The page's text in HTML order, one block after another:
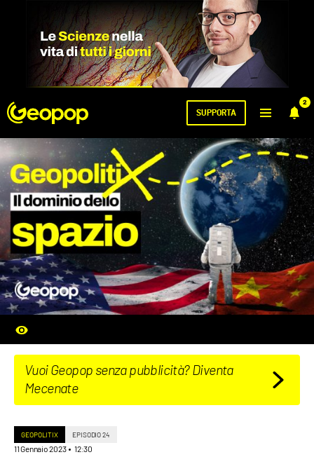
2
SUPPORTA
Vuoi Geopop senza pubblicità? Diventa
Mecenate
GEOPOLITIX EPISODIO 24
11 Gennaio 2023 12:30